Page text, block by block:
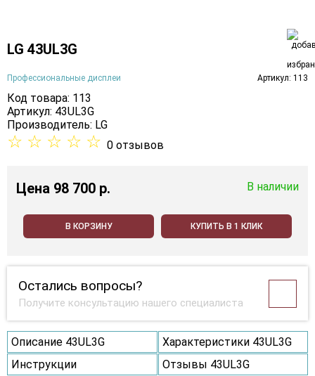
LG 43UL3G
Профессиональные дисплеи Артикул: 113
Код товара: 113
Артикул: 43UL3G
Производитель: LG
☆ ☆ ☆ ☆ ☆ 0 отзывов
Цена 98 700 p. В наличии
В КОРЗИНУ КУПИТЬ В 1 КЛИК
Остались вопросы?
Получите консультацию нашего специалиста
Описание 43UL3G
Характеристики 43UL3G
Инструкции
Отзывы 43UL3G